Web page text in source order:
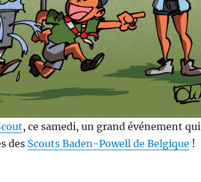
, ce samedi, un grand événement qui
des Scouts Baden-Powell de Belgique !